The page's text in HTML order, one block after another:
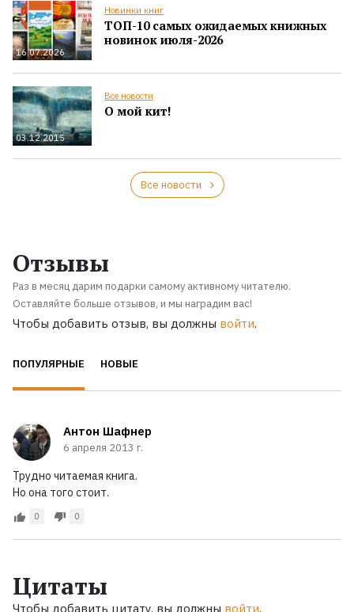
16.07.2026
Новинки книг
ТОП-10 самых ожидаемых книжных
новинок июля-2026
03.12.2015
Все новости
О мой кит!
Все новости
Отзывы
Раз в месяц дарим подарки самому активному читателю.
Оставляйте больше отзывов, и мы наградим вас!
Чтобы добавить отзыв, вы должны войти.
ПОПУЛЯРНЫЕ НОВЫЕ
Антон Шафнер
6 апреля 2013 г.
Трудно читаемая книга.
Но она того стоит.
0 0
Цитаты
Чтобы добавить цитату, вы должны войти.